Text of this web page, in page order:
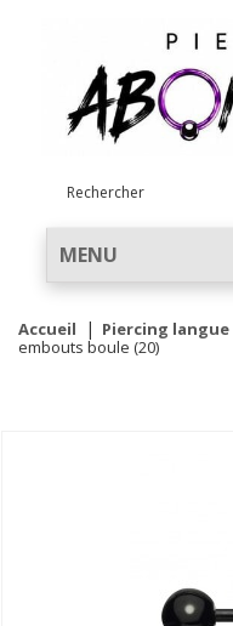
MENU
Accueil Piercing langue
embouts boule (20)